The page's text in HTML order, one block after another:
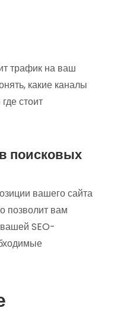
трафик на ваш
какие каналы
стоит
поисковых
вашего сайта
позволит вам
SEO-